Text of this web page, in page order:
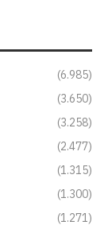
(6.985)
(3.650)
(3.258)
(2.477)
(1.315)
(1.300)
(1.271)